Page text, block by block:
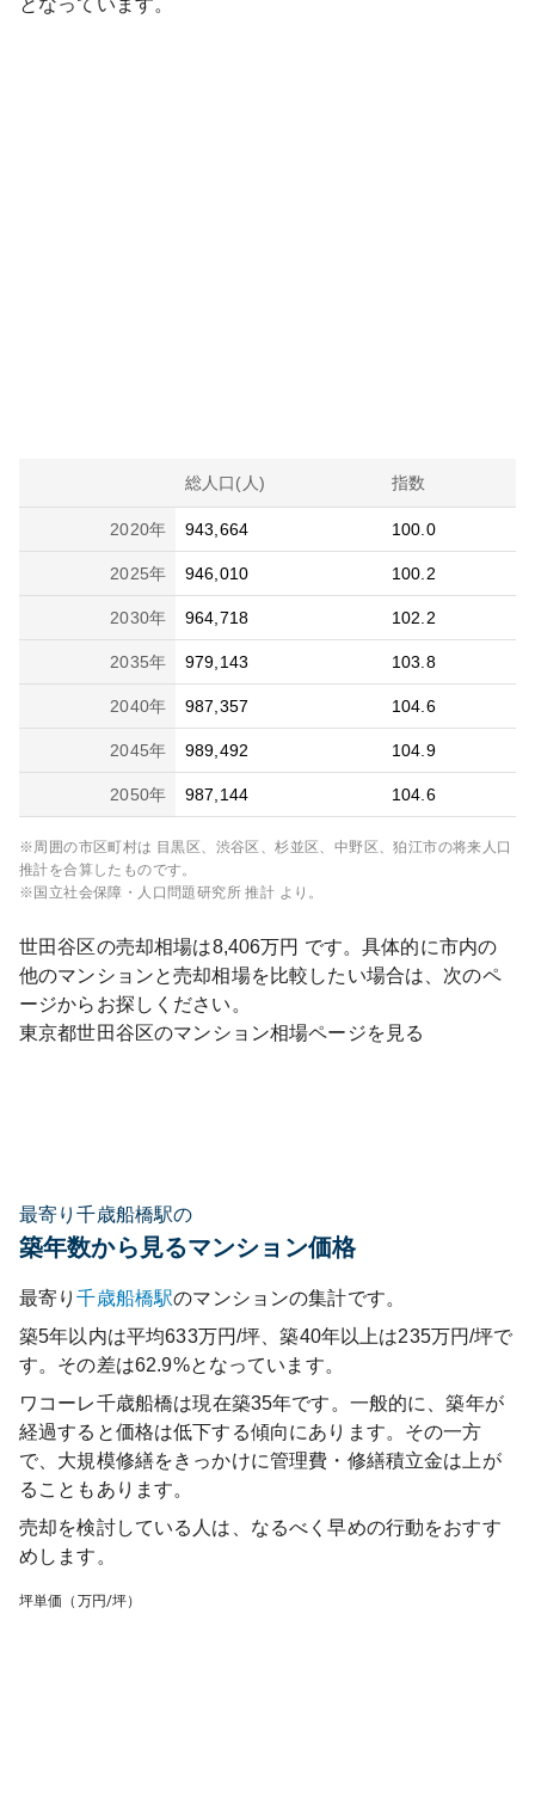
となっています。
総人口(人) 指数
2020年 943,664 100.0
2025年 946,010 100.2
2030年 964,718 102.2
2035年 979,143 103.8
2040年 987,357 104.6
2045年 989,492 104.9
2050年 987,144 104.6
※周囲の市区町村は 目黒区、渋谷区、杉並区、中野区、狛江市の将来人口
推計を合算したものです。
※国立社会保障・人口問題研究所 推計 より。
世田谷区の売却相場は8,406万円 です。具体的に市内の
他のマンションと売却相場を比較したい場合は、次のペ
ージからお探しください。
東京都世田谷区のマンション相場ページを見る
最寄り千歳船橋駅の
築年数から見るマンション価格
最寄り千歳船橋駅のマンションの集計です。
築5年以内は平均633万円/坪、築40年以上は235万円/坪で
す。その差は62.9%となっています。
ワコーレ千歳船橋は現在築35年です。一般的に、築年が
経過すると価格は低下する傾向にあります。その一方
で、大規模修繕をきっかけに管理費・修繕積立金は上が
ることもあります。
売却を検討している人は、なるべく早めの行動をおすす
めします。
坪単価（万円/坪）